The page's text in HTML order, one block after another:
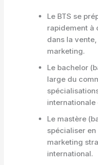
Le BTS se
rapidement à
dans la
marketing.
Le bachelor
large du
Le mastère
spécialiser
marketing
international.